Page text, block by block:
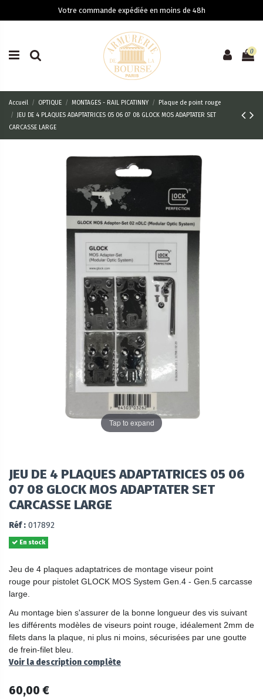
Votre commande expédiée en moins de 48h
0
Accueil OPTIQUE MONTAGES - RAIL PICATINNY
Plaque de point rouge
JEU DE 4 PLAQUES ADAPTATRICES 05 06 07 08 GLOCK MOS ADAPTATER SET
CARCASSE LARGE
Tap to expand
JEU DE 4 PLAQUES ADAPTATRICES 05 06
07 08 GLOCK MOS ADAPTATER SET
CARCASSE LARGE
Réf : 017892
En stock
Jeu de 4 plaques adaptatrices de montage viseur point
rouge pour pistolet GLOCK MOS System Gen.4 - Gen.5 carcasse
large.
Au montage bien s'assurer de la bonne longueur des vis suivant
les différents modèles de viseurs point rouge, idéalement 2mm de
filets dans la plaque, ni plus ni moins, sécurisées par une goutte
de frein-filet bleu.
Voir la description complète
60,00 €